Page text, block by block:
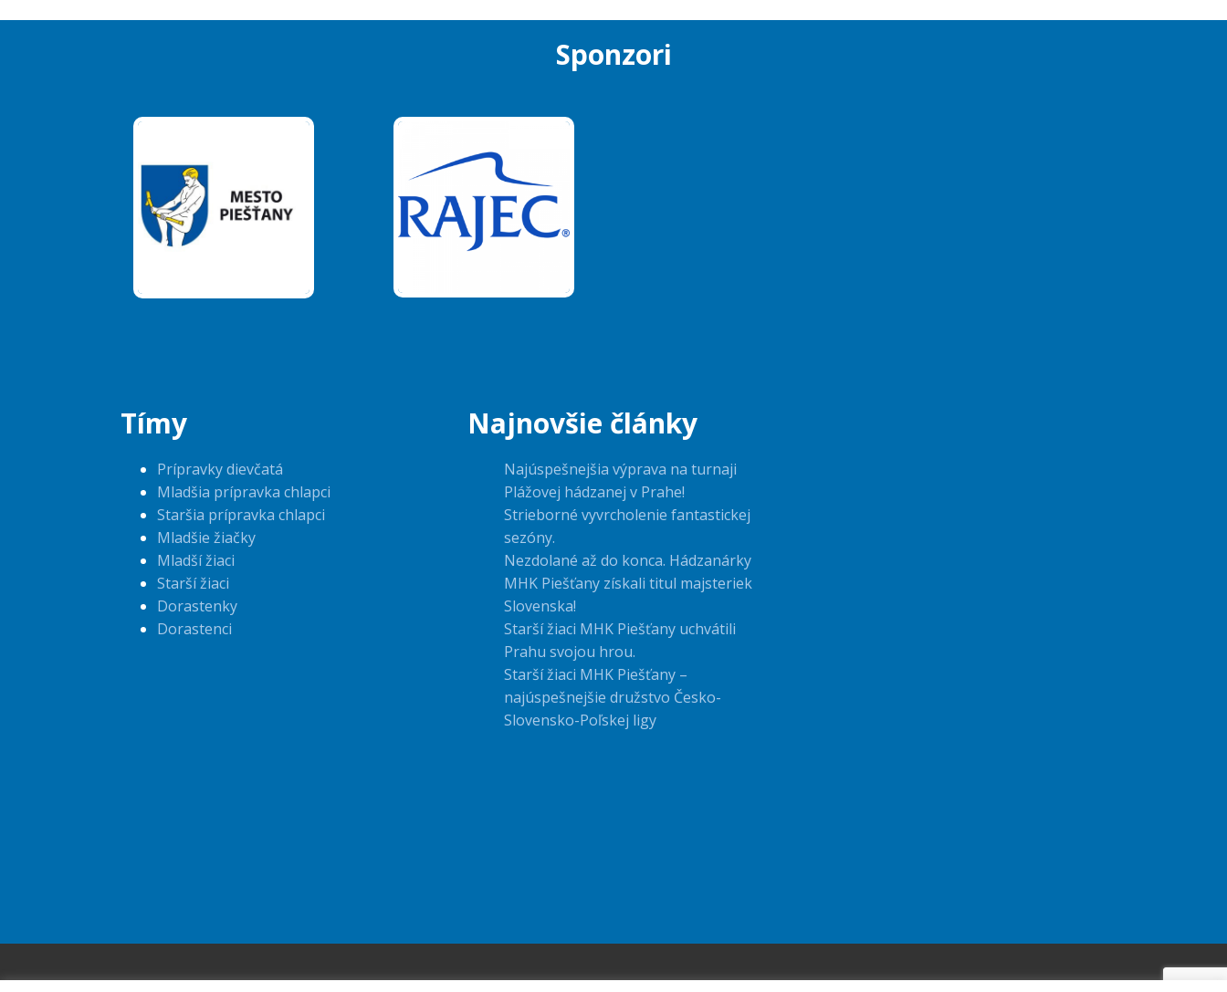
Sponzori
Tímy
Prípravky dievčatá
Mladšia prípravka chlapci
Staršia prípravka chlapci
Mladšie žiačky
Mladší žiaci
Starší žiaci
Dorastenky
Dorastenci
Najnovšie články
Najúspešnejšia výprava na turnaji
Plážovej hádzanej v Prahe!
Strieborné vyvrcholenie fantastickej
sezóny.
Nezdolané až do konca. Hádzanárky
MHK Piešťany získali titul majsteriek
Slovenska!
Starší žiaci MHK Piešťany uchvátili
Prahu svojou hrou.
Starší žiaci MHK Piešťany –
najúspešnejšie družstvo Česko-
Slovensko-Poľskej ligy